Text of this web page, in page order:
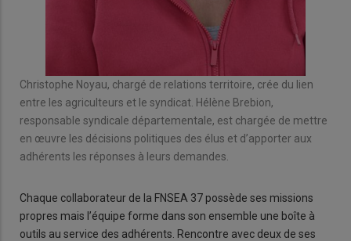
Christophe Noyau, chargé de relations territoire, crée du lien
entre les agriculteurs et le syndicat. Hélène Brebion,
responsable syndicale départementale, est chargée de mettre
en œuvre les décisions politiques des élus et d’apporter aux
adhérents les réponses à leurs demandes.
Chaque collaborateur de la FNSEA 37 possède ses missions
propres mais l’équipe forme dans son ensemble une boîte à
outils au service des adhérents. Rencontre avec deux de ses